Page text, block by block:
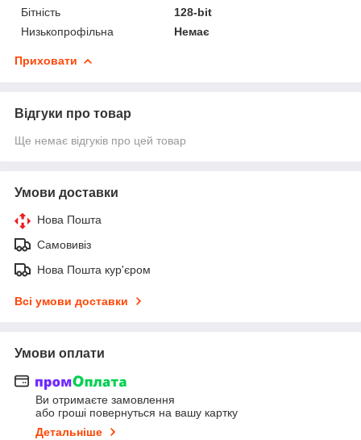
Бітність
128-bit
Низькопрофільна
Немає
Приховати
Відгуки про товар
Ще немає відгуків про цей товар
Умови доставки
Нова Пошта
Самовивіз
Нова Пошта кур'єром
Всі умови доставки
Умови оплати
Ви отримаєте замовлення
або гроші повернуться на вашу картку
Детальніше